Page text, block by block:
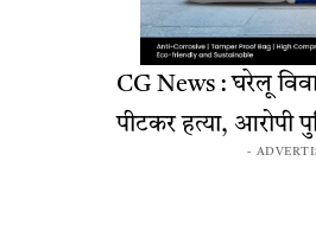
CG News : घरेलू
पीटकर हत्या, आरोपी
-